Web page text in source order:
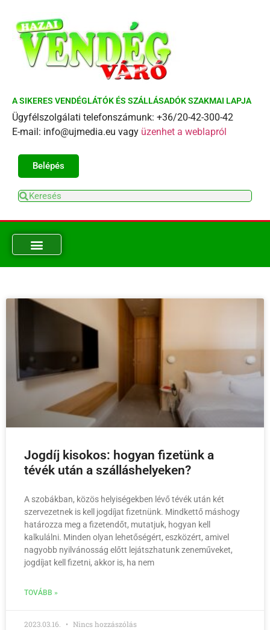
A SIKERES VENDÉGLÁTÓK ÉS SZÁLLÁSADÓK SZAKMAI LAPJA
Ügyfélszolgálati telefonszámunk: +36/20-42-300-42
E-mail: info@ujmedia.eu vagy üzenhet a weblapról
Belépés
Jogdíj kisokos: hogyan fizetünk a
tévék után a szálláshelyeken?
A szobákban, közös helyiségekben lévő tévék után két
szervezetnek is kell jogdíjat fizetnünk. Mindkettő máshogy
határozza meg a fizetendőt, mutatjuk, hogyan kell
kalkulálni. Minden olyan lehetőségért, eszközért, amivel
nagyobb nyilvánosság előtt lejátszhatunk zeneműveket,
jogdíjat kell fizetni, akkor is, ha nem
TOVÁBB »
2023.03.16. Nincs hozzászólás